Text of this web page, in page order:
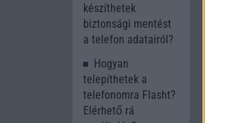
készíthetek
biztonsági mentést
a telefon adatairól?
Hogyan
telepíthetek a
telefonomra Flasht?
Elérhető rá